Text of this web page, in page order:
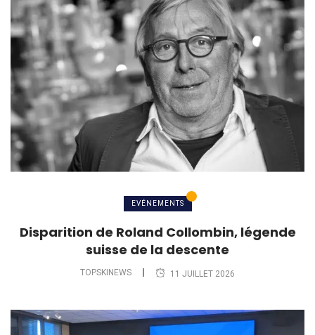
EVÉNEMENTS
Disparition de Roland Collombin, légende
suisse de la descente
TOPSKINEWS 11 JUILLET 2026